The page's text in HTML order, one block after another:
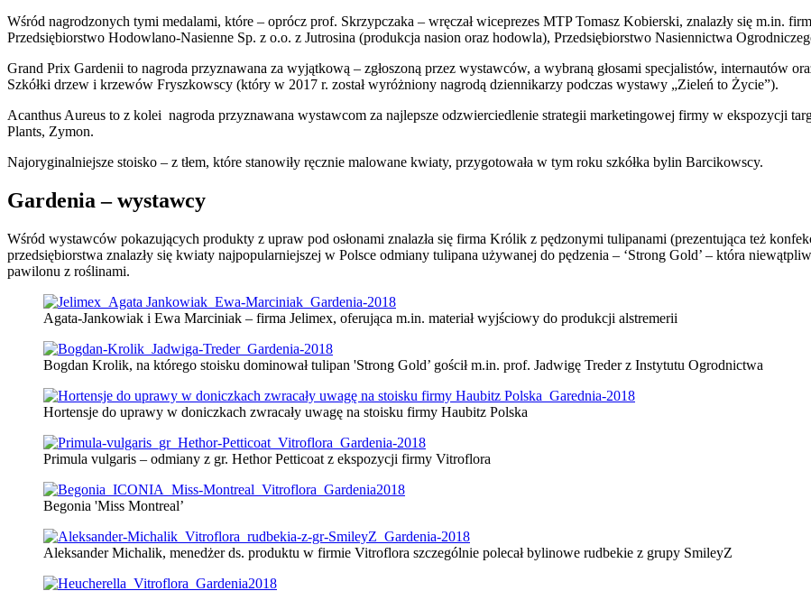
Wśród nagrodzonych tymi medalami, które – oprócz prof. Skrzypczaka – wręczał wiceprezes MTP Tomasz Kobierski, znalazły się m.in.
Przedsiębiorstwo Hodowlano-Nasienne Sp. z o.o. z Jutrosina (produkcja nasion oraz hodowla), Przedsiębiorstwo Nasiennictwa
Grand Prix Gardenii to nagroda przyznawana za wyjątkową – zgłoszoną przez wystawców, a wybraną głosami specjalistów, internautów
Szkółki drzew i krzewów Fryszkowscy (który w 2017 r. został wyróżniony nagrodą dziennikarzy podczas wystawy „Zieleń to Życie”).
Acanthus Aureus to z kolei nagroda przyznawana wystawcom za najlepsze odzwierciedlenie strategii marketingowej firmy w ekspozycji
Plants, Zymon.
Najoryginalniejsze stoisko – z tłem, które stanowiły ręcznie malowane kwiaty, przygotowała w tym roku szkółka bylin Barcikowscy.
Gardenia – wystawcy
Wśród wystawców pokazujących produkty z upraw pod osłonami znalazła się firma Królik z pędzonymi tulipanami (prezentująca też
przedsiębiorstwa znalazły się kwiaty najpopularniejszej w Polsce odmiany tulipana używanej do pędzenia – ‘Strong Gold’ – która
pawilonu z roślinami.
Agata-Jankowiak i Ewa Marciniak – firma Jelimex, oferująca m.in. materiał wyjściowy do produkcji alstremerii
Bogdan Krolik, na którego stoisku dominował tulipan 'Strong Gold’ gościł m.in. prof. Jadwigę Treder z Instytutu Ogrodnictwa
Hortensje do uprawy w doniczkach zwracały uwagę na stoisku firmy Haubitz Polska
Primula vulgaris – odmiany z gr. Hethor Petticoat z ekspozycji firmy Vitroflora
Begonia 'Miss Montreal’
Aleksander Michalik, menedżer ds. produktu w firmie Vitroflora szczególnie polecał bylinowe rudbekie z grupy SmileyZ